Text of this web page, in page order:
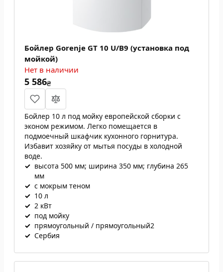
Бойлер Gorenje GT 10 U/B9 (установка под
мойкой)
Нет в наличии
5 586₴
Бойлер 10 л под мойку европейской сборки с
эконом режимом. Легко помещается в
подмоечный шкафчик кухонного горнитура.
Избавит хозяйку от мытья посуды в холодной
воде.
✓ высота 500 мм; ширина 350 мм; глубина 265
мм
✓ с мокрым теном
✓ 10 л
✓ 2 кВт
✓ под мойку
✓ прямоугольный / прямоугольный2
✓ Сербия